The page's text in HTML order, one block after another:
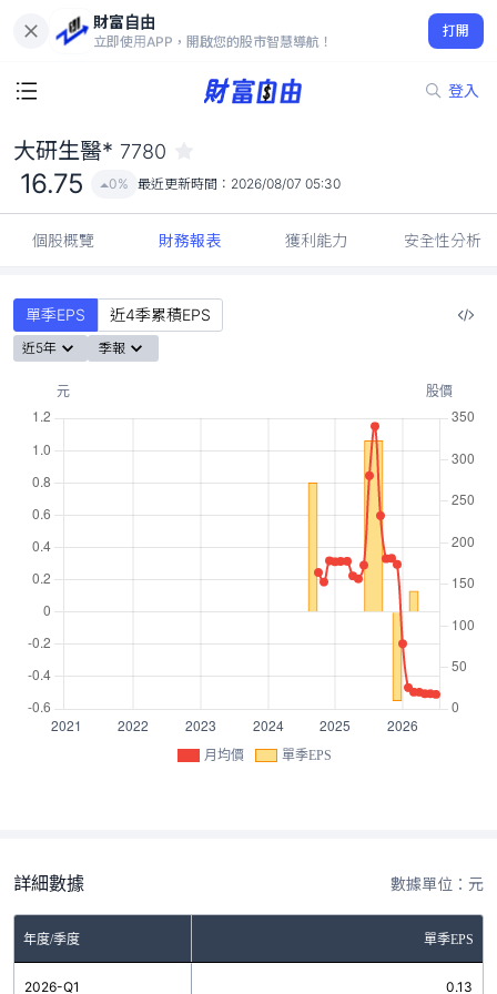
財富自由
立即使用APP，開啟您的股市智慧導航！
打開
登入
16.75
0%
大研生醫* 7780
16.75 0% 最近更新時間： 2026/08/07 05:30
個股概覽 財務報表 獲利能力 安全性分析
單季EPS 近4季累積EPS
近5年 季報
月均價 單季EPS
詳細數據 數據單位：元
年度/季度 單季EPS
2026-Q1 0.13